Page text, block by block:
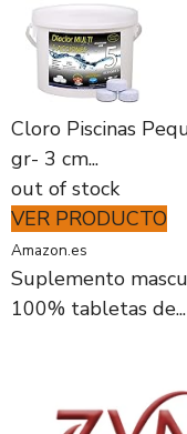
Cloro Piscinas
gr- 3 cm...
out of stock
VER PRODUCTO
Amazon.es
Suplemento
100% tabletas de...